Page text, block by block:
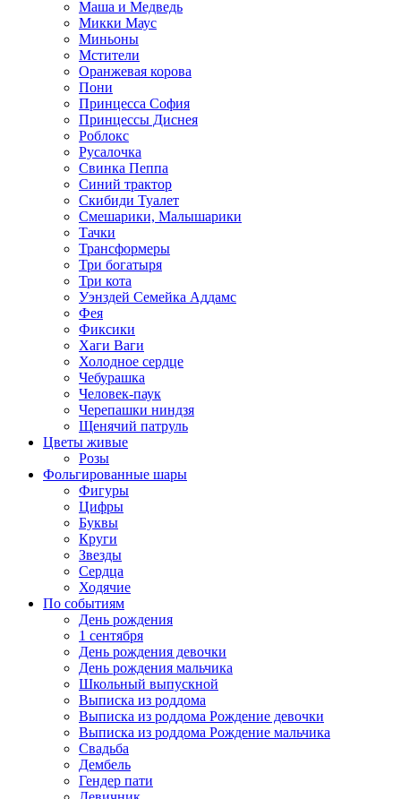
Маша и Медведь
Микки Маус
Миньоны
Мстители
Оранжевая корова
Пони
Принцесса София
Принцессы Диснея
Роблокс
Русалочка
Свинка Пеппа
Синий трактор
Скибиди Туалет
Смешарики, Малышарики
Тачки
Трансформеры
Три богатыря
Три кота
Уэнздей Семейка Аддамс
Фея
Фиксики
Хаги Ваги
Холодное сердце
Чебурашка
Человек-паук
Черепашки ниндзя
Щенячий патруль
Цветы живые
Розы
Фольгированные шары
Фигуры
Цифры
Буквы
Круги
Звезды
Сердца
Ходячие
По событиям
День рождения
1 сентября
День рождения девочки
День рождения мальчика
Школьный выпускной
Выписка из роддома
Выписка из роддома Рождение девочки
Выписка из роддома Рождение мальчика
Свадьба
Дембель
Гендер пати